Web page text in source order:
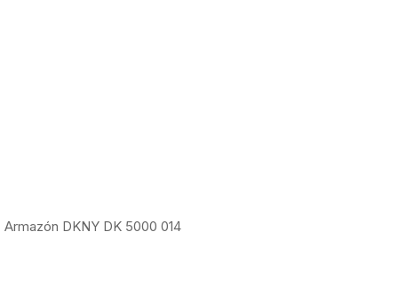
Armazón DKNY DK 5000 014